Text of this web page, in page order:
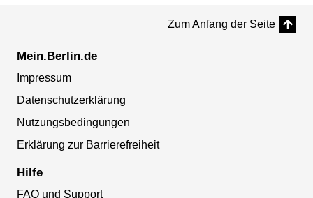
Zum Anfang der Seite
Mein.Berlin.de
Impressum
Datenschutzerklärung
Nutzungsbedingungen
Erklärung zur Barrierefreiheit
Hilfe
FAQ und Support